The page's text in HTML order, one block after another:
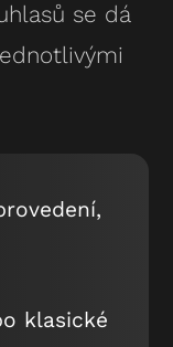
se dá
klasické